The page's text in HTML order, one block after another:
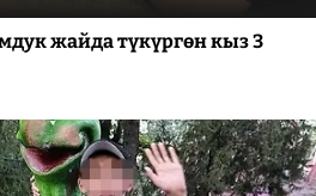
жайда түкүргөн кыз 3